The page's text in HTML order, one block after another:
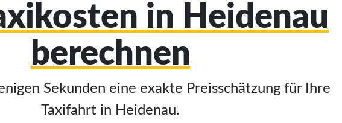
in Heidenau
berechnen
Sekunden eine exakte Preisschätzung für Ihre
Taxifahrt in Heidenau.